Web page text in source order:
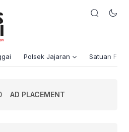
Polsek Jajaran Satuan
AD PLACEMENT